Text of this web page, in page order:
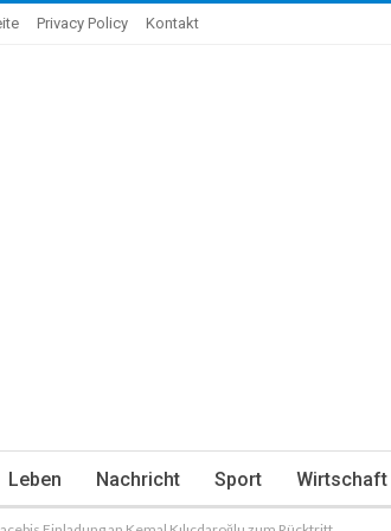
Privacy Policy Kontakt
Leben Nachricht Sport Wirtschaft